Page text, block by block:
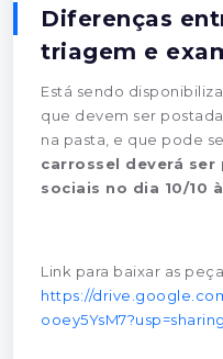
Diferenças
triagem e
Está sendo
que devem ser
na pasta, e que pode
carrossel deverá
sociais no dia 10/10
Link para baixar as
https://
ooey5YsM7?usp=sharing